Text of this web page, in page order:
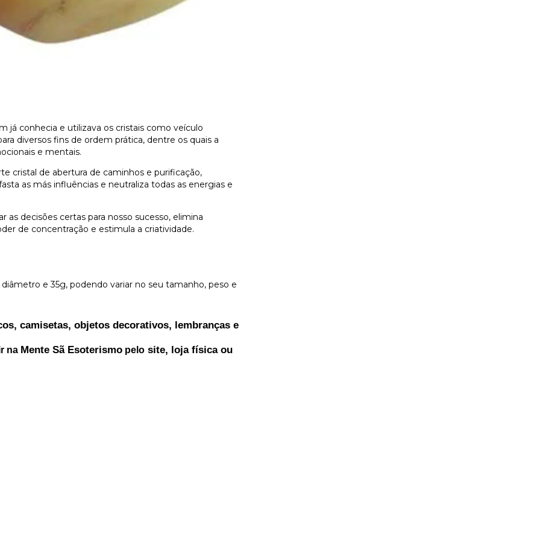
já conhecia e utilizava os cristais como veículo
diversos fins de ordem prática, dentre os quais a
e mentais.
cristal de abertura de caminhos e purificação,
as más influências e neutraliza todas as energias e
as decisões certas para nosso sucesso, elimina
de concentração e estimula a criatividade.
e 35g, podendo variar no seu tamanho, peso e
camisetas, objetos decorativos, lembranças e
na Mente Sã Esoterismo pelo site, loja física ou